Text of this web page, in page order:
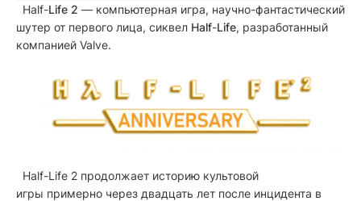
Half-Life 2 — компьютерная игра, научно-фантастический
шутер от первого лица, сиквел Half-Life, разработанный
компанией Valve.
Half-Life 2 продолжает историю культовой
игры примерно через двадцать лет после инцидента в